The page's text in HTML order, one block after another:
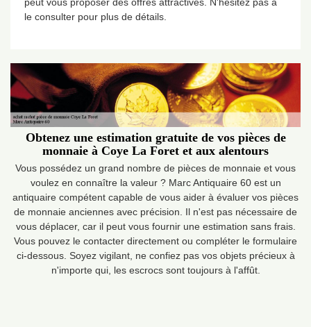
le consulter pour plus de détails.
Obtenez une estimation gratuite de vos pièces de
monnaie à Coye La Foret et aux alentours
Vous possédez un grand nombre de pièces de monnaie et vous
voulez en connaître la valeur ? Marc Antiquaire 60 est un
antiquaire compétent capable de vous aider à évaluer vos pièces
de monnaie anciennes avec précision. Il n'est pas nécessaire de
vous déplacer, car il peut vous fournir une estimation sans frais.
Vous pouvez le contacter directement ou compléter le formulaire
ci-dessous. Soyez vigilant, ne confiez pas vos objets précieux à
n'importe qui, les escrocs sont toujours à l'affût.